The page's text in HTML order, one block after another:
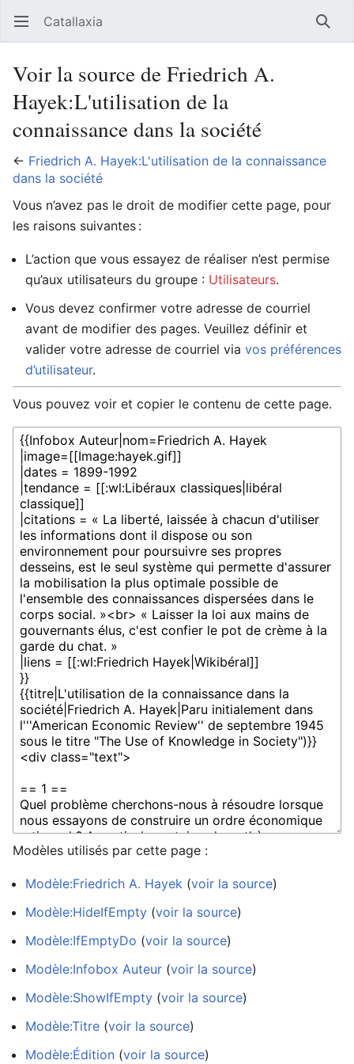
Ouvrir le menu principal Catallaxia
Voir la source de Friedrich A.
Hayek:L'utilisation de la
connaissance dans la société
← Friedrich A. Hayek:L'utilisation de la connaissance
dans la société
Vous n’avez pas le droit de modifier cette page, pour
les raisons suivantes :
L’action que vous essayez de réaliser n’est permise
qu’aux utilisateurs du groupe : Utilisateurs.
Vous devez confirmer votre adresse de courriel
avant de modifier des pages. Veuillez définir et
valider votre adresse de courriel via vos préférences
d’utilisateur.
Vous pouvez voir et copier le contenu de cette page.
Modèles utilisés par cette page :
Modèle:Friedrich A. Hayek (voir la source)
Modèle:HideIfEmpty (voir la source)
Modèle:IfEmptyDo (voir la source)
Modèle:Infobox Auteur (voir la source)
Modèle:ShowIfEmpty (voir la source)
Modèle:Titre (voir la source)
Modèle:Édition (voir la source)